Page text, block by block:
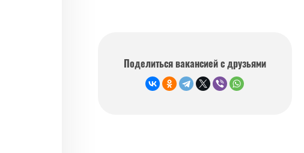
Поделиться вакансией с друзьями